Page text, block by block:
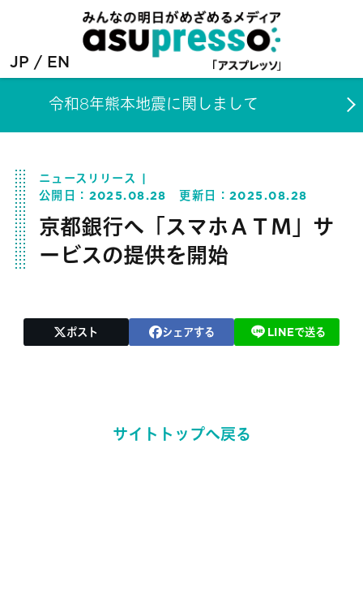
JP EN
令和8年熊本地震に関しまして
ニュースリリース
公開日： 2025.08.28 更新日：2025.08.28
京都銀行へ「スマホＡＴＭ」サ
ービスの提供を開始
ポスト シェアする LINEで送る
サイトトップへ戻る